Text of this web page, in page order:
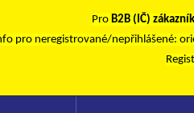
Pro B2B (IČ)
pro neregistrované/nepřihlášené: